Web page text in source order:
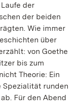
der
der beiden
Wie immer
über
von Goethe
bis zum
Theorie: Ein
Spezialität runden
Für den Abend